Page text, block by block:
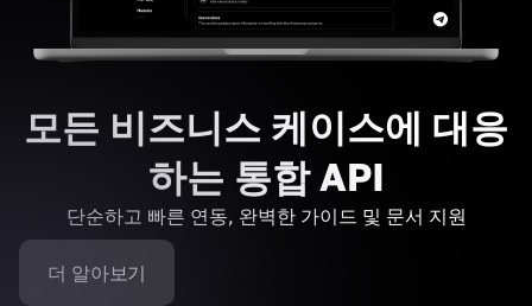
모든 비즈니스 케이스에 대응
하는 통합 API
단순하고 빠른 연동, 완벽한 가이드 및 문서 지원
더 알아보기